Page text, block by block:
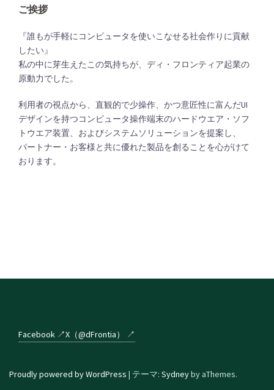
ご挨拶
『誰もが手軽にコンピュータを使いこなせる社会作りに貢献
したい』
私の中に芽生えたこの気持ちが、ディ・フロンティア起業の
原動力でした。
利用者の視点から、直観的で少操作、かつ意匠性に富んだUI
デザインを持つコンピュータ操作端末のハードウエア・ソフ
トウエア装置、およびシステムソリューションを提案し、
パートナー・お客様と共に優れた製品を創ることを心がけて
おります。
Facebook ↗X（@dFrontia） ↗
Proudly powered by WordPress | テーマ: Sydneyby aThemes.